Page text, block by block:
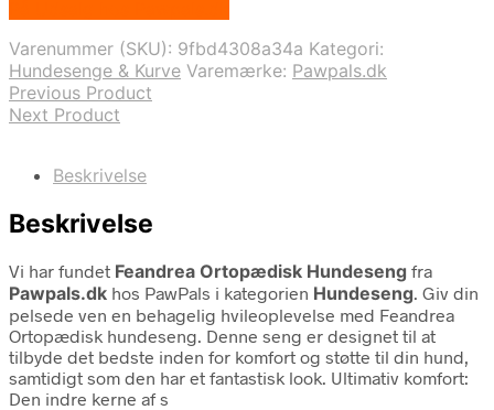
1.399,00 kr..1.189,15 kr..
Varenummer (SKU): 9fbd4308a34a Kategori:
Hundesenge & Kurve Varemærke: Pawpals.dk
Previous Product
Next Product
Beskrivelse
Beskrivelse
Vi har fundet Feandrea Ortopædisk Hundeseng fra
Pawpals.dk hos PawPals i kategorien Hundeseng. Giv din
pelsede ven en behagelig hvileoplevelse med Feandrea
Ortopædisk hundeseng. Denne seng er designet til at
tilbyde det bedste inden for komfort og støtte til din hund,
samtidigt som den har et fantastisk look. Ultimativ komfort:
Den indre kerne af s